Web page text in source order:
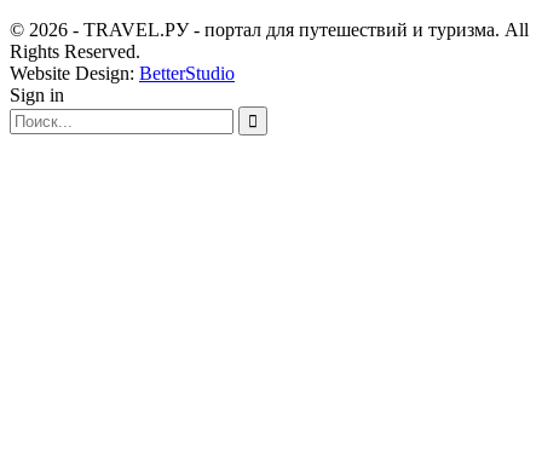
© 2026 - TRAVEL.РУ - портал для путешествий и туризма. All
Rights Reserved.
Website Design: BetterStudio
Sign in